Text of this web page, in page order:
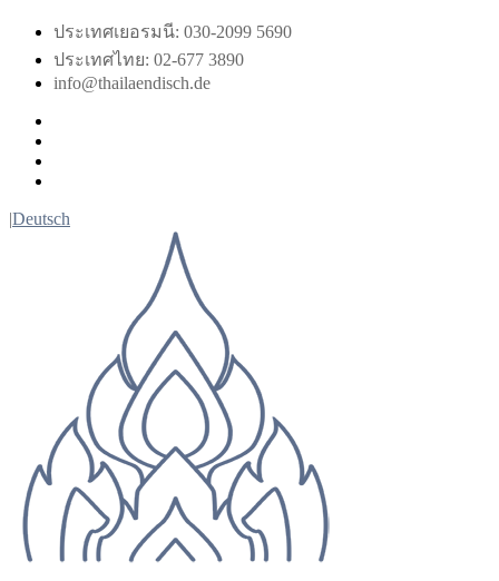
Skip
content
ประเทศเยอรมนี: 030-2099 5690
ประเทศไทย: 02-677 3890
info@thailaendisch.de
|Deutsch